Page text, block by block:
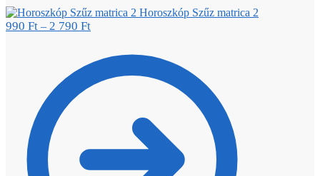
Horoszkóp Szűz matrica 2
990 Ft – 2 790 Ft